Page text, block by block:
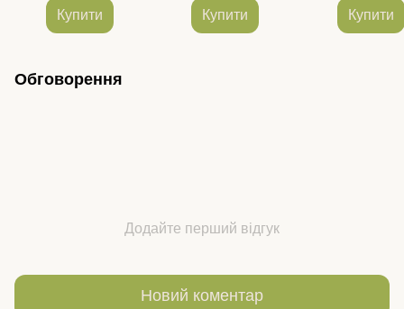
розмір 86-140
Купити
розмір 86-140
Купити Купити
Обговорення
Додайте перший відгук
Новий коментар